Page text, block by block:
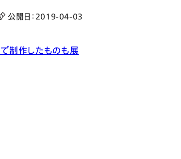
公開日： 2019-04-03
制作したものも展